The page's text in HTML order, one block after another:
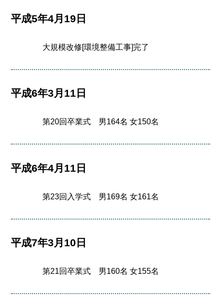
平成5年4月19日
大規模改修[環境整備工事]完了
平成6年3月11日
第20回卒業式 男164名 女150名
平成6年4月11日
第23回入学式 男169名 女161名
平成7年3月10日
第21回卒業式 男160名 女155名